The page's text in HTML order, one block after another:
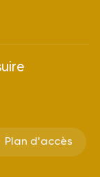
Plan d'accès